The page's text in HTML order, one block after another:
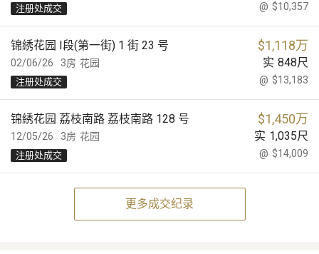
@ $10,357
注册处成交
02/06/26
锦綉花园 I段(第一街) 1 街 23 号 $1,118万
花园 实 848尺
3房
@ $13,183
注册处成交
12/05/26
锦綉花园 荔枝南路 荔枝南路 128 号 $1,450万
花园 实 1,035尺
3房
@ $14,009
注册处成交
更多成交纪录